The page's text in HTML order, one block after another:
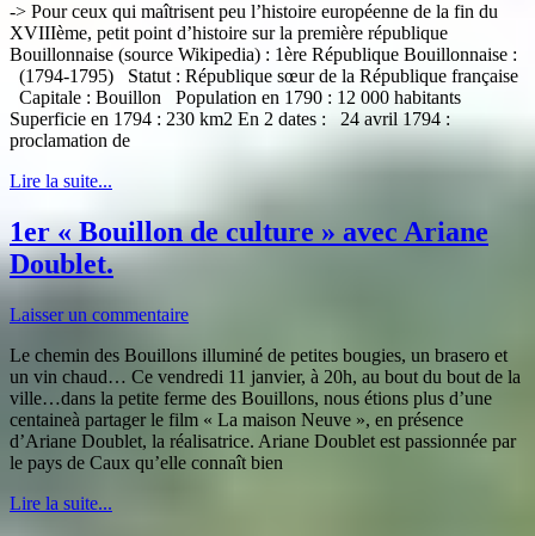
-> Pour ceux qui maîtrisent peu l’histoire européenne de la fin du
XVIIIème, petit point d’histoire sur la première république
Bouillonnaise (source Wikipedia) : 1ère République Bouillonnaise :
(1794-1795) Statut : République sœur de la République française
Capitale : Bouillon Population en 1790 : 12 000 habitants
Superficie en 1794 : 230 km2 En 2 dates : 24 avril 1794 :
proclamation de
Lire la suite...
1er « Bouillon de culture » avec Ariane
Doublet.
Laisser un commentaire
Le chemin des Bouillons illuminé de petites bougies, un brasero et
un vin chaud… Ce vendredi 11 janvier, à 20h, au bout du bout de la
ville…dans la petite ferme des Bouillons, nous étions plus d’une
centaineà partager le film « La maison Neuve », en présence
d’Ariane Doublet, la réalisatrice. Ariane Doublet est passionnée par
le pays de Caux qu’elle connaît bien
Lire la suite...